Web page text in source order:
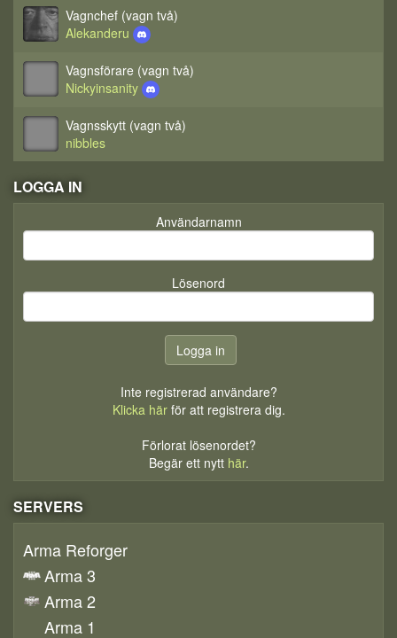
Vagnchef (vagn två)
Alekanderu
Vagnsförare (vagn två)
Nickyinsanity
Vagnsskytt (vagn två)
nibbles
LOGGA IN
Användarnamn
Lösenord
Inte registrerad användare?
Klicka härför att registrera dig.
Förlorat lösenordet?
Begär ett nytt här.
SERVERS
Arma Reforger
Arma 3
Arma 2
Arma 1